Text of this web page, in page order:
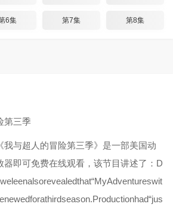
6集 第7集 第8集
第三季
我与超人的冒险第三季》是一部美国动
器即可免费在线观看，该节目讲述了：D